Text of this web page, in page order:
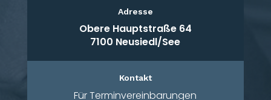
Adresse
Obere Hauptstraße 64
7100 Neusiedl/See
Kontakt
Für Terminvereinbarungen